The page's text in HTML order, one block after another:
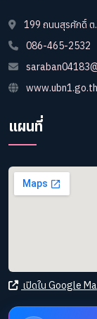
199 ถนนสุรศักดิ์ ต
086-465-2532
www.ubn1.go.th
แผนที่
เปิดใน Google